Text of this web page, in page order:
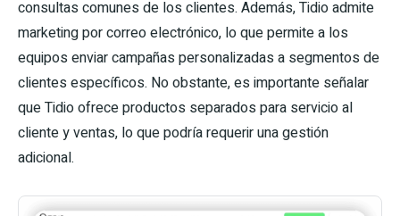
consultas comunes de los clientes. Además, Tidio admite
marketing por correo electrónico, lo que permite a los
equipos enviar campañas personalizadas a segmentos de
clientes específicos. No obstante, es importante señalar
que Tidio ofrece productos separados para servicio al
cliente y ventas, lo que podría requerir una gestión
adicional.